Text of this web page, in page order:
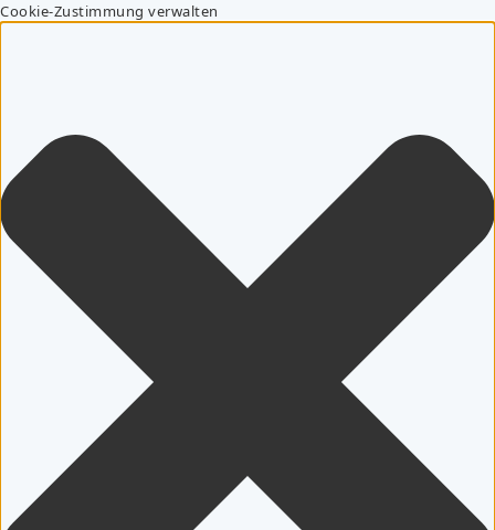
Cookie-Zustimmung verwalten